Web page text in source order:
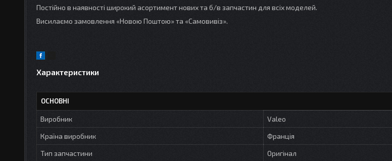
Постійно в наявності широкий асортимент нових та б/в запчастин для всіх моделей.
Висилаємо замовлення «Новою Поштою» та «Самовивіз».
Характеристики
ОСНОВНІ
Виробник
Valeo
Країна виробник
Франція
Тип запчастини
Оригінал